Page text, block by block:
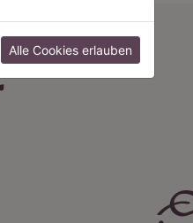
Alle Cookies erlauben